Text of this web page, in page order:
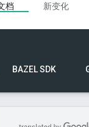
档 新变化
BAZEL SDK